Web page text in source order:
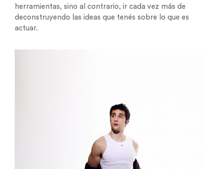
herramientas, sino al contrario, ir cada vez más de
deconstruyendo las ideas que tenés sobre lo que es
actuar.